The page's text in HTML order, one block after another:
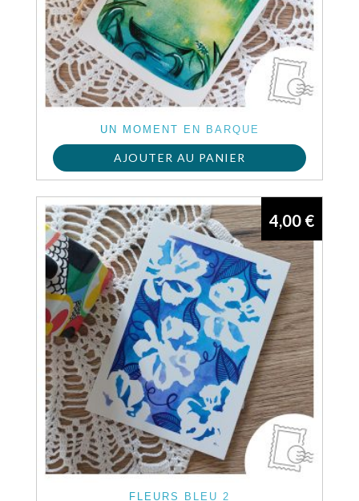
UN MOMENT EN BARQUE
AJOUTER AU PANIER
FLEURS BLEU 2
4,00 €